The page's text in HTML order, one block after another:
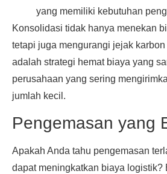
yang memiliki kebutuhan
Konsolidasi tidak hanya menekan
tetapi juga mengurangi jejak
adalah strategi hemat biaya yang
perusahaan yang sering
jumlah kecil.
Pengemasan yang
Apakah Anda tahu pengemasan
dapat meningkatkan biaya logistik?